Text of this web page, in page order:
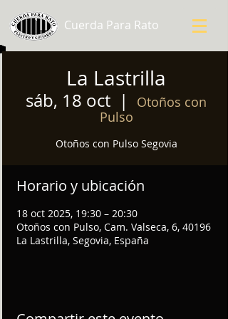
Cuerda Para Rato
La Lastrilla
sáb, 18 oct
  |
Otoños con
Pulso
Otoños con Pulso Segovia
Horario y ubicación
18 oct 2025, 19:30 – 20:30
Otoños con Pulso, Cam. Valseca, 6, 40196
La Lastrilla, Segovia, España